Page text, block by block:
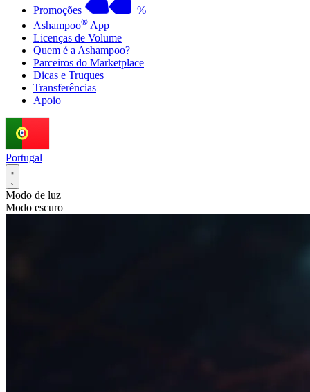
Promoções
%
Ashampoo® App
Licenças de Volume
Quem é a Ashampoo?
Parceiros do Marketplace
Dicas e Truques
Transferências
Apoio
Portugal
Modo de luz
Modo escuro